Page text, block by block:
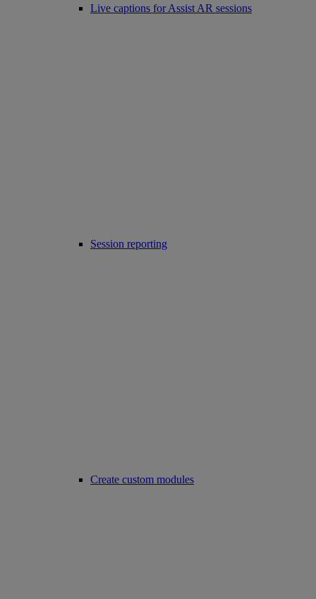
Live captions for Assist AR sessions
Session reporting
Create custom modules